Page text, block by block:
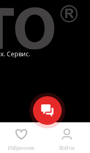
Избранное Войти
Сервис.